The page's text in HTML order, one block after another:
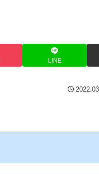
LINE